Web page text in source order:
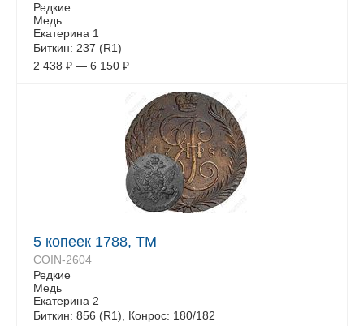
Редкие
Медь
Екатерина 1
Биткин: 237 (R1)
2 438 ₽ — 6 150 ₽
5 копеек 1788, ТМ
COIN-2604
Редкие
Медь
Екатерина 2
Биткин: 856 (R1), Конрос: 180/182